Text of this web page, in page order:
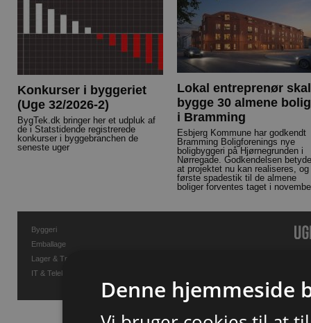
Konkurser i byggeriet
(Uge 32/2026-2)
BygTek.dk bringer her et udpluk af
de i Statstidende registrerede
konkurser i byggebranchen de
seneste uger
Lokal entreprenør skal
bygge 30 almene
i Bramming
Esbjerg Kommune har godkendt
Bramming Boligforenings nye
boligbyggeri på Hjørnegrunden i
Nørregade. Godkendelsen
at projektet nu kan realiseres, og
første spadestik til de almene
boliger forventes taget i
Byggeri
Emballage
Lager & Transport
IT & Telekommunikation
Denne hjemmeside